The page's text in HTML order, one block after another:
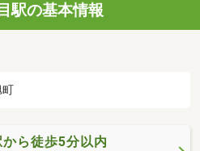
駅の基本情報
町
ら徒歩5分以内